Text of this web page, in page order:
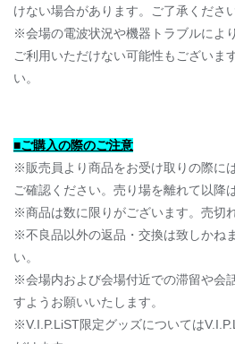
けない場合があります。ご了承ください
※会場の電波状況や機器トラブルによ
ご利用いただけない可能性もございま
い。
■ご購入の際のご注意
※販売員より商品をお受け取りの際に
ご確認ください。売り場を離れて以降
※商品は数に限りがございます。売切
※不良品以外の返品・交換は致しかね
い。
※会場内および会場付近での滞留や会
すようお願いいたします。
※V.I.P.LiST限定グッズについては